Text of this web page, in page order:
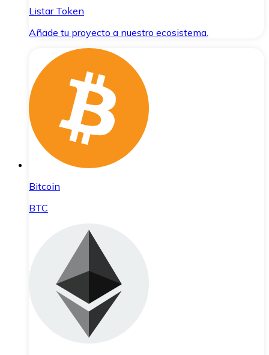
Listar Token
Añade tu proyecto a nuestro ecosistema.
Bitcoin
BTC